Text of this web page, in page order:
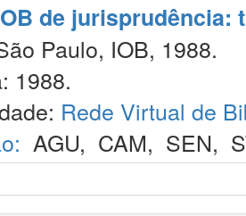
de
Paulo, IOB, 1988.
1988.
Rede Virtual de
AGU, CAM, SEN,